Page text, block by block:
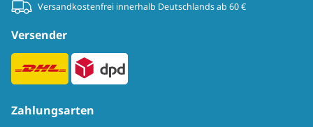
Versandkostenfrei innerhalb Deutschlands ab 60 €
Versender
Zahlungsarten